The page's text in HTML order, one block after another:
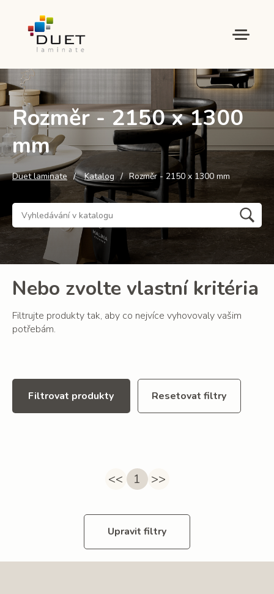
Rozměr - 2150 x 1300
mm
Duet laminate Katalog Rozměr - 2150 x 1300 mm
Nebo zvolte vlastní kritéria
Filtrujte produkty tak, aby co nejvíce vyhovovaly vašim
potřebám.
Filtrovat produkty Resetovat filtry
<< 1 >>
Upravit filtry